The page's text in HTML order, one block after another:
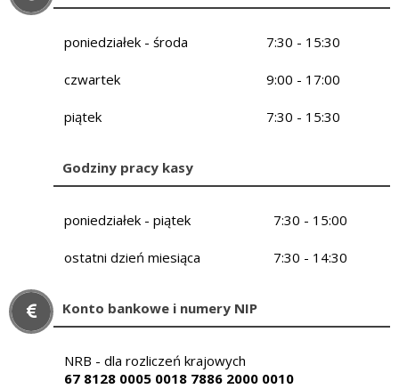
poniedziałek - środa 7:30 - 15:30
czwartek 9:00 - 17:00
piątek 7:30 - 15:30
Godziny pracy kasy
poniedziałek - piątek 7:30 - 15:00
ostatni dzień miesiąca 7:30 - 14:30
Konto bankowe i numery NIP
NRB - dla rozliczeń krajowych
67 8128 0005 0018 7886 2000 0010